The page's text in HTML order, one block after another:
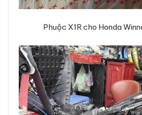
Phuộc X1R cho Honda